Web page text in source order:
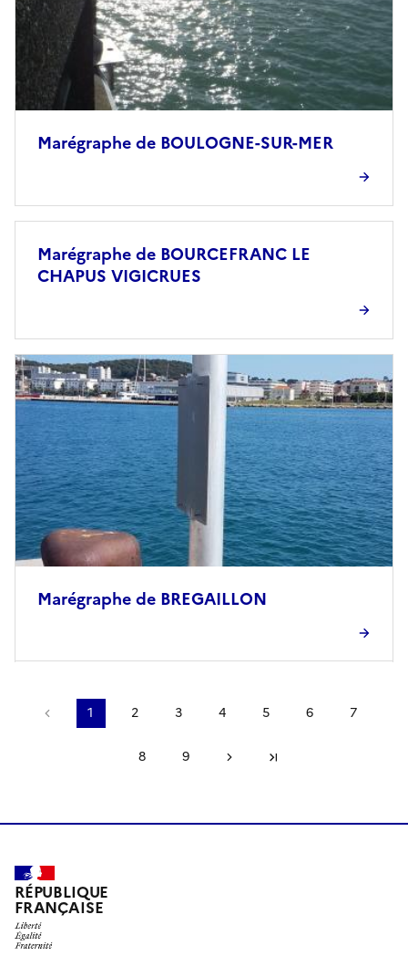
Marégraphe de BOULOGNE-SUR-MER
Marégraphe de BOURCEFRANC LE
CHAPUS VIGICRUES
Marégraphe de BREGAILLON
Page précédente
1 2 3 4 5 6 7
8 9 Page suivante
RÉPUBLIQUE
FRANÇAISE